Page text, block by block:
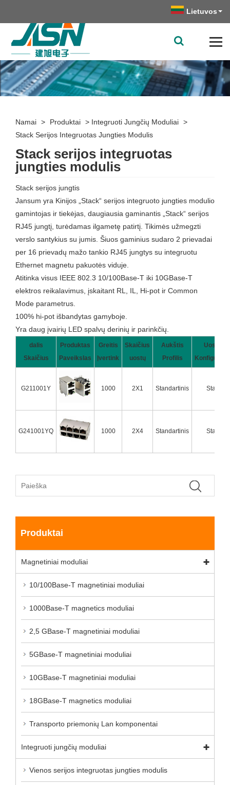
Lietuvos
Namai > Produktai > Integruoti Jungčių Moduliai >
Stack Serijos Integruotas Jungties Modulis
Stack serijos integruotas
jungties modulis
Stack serijos jungtis
Jansum yra Kinijos „Stack“ serijos integruoto jungties modulio
gamintojas ir tiekėjas, daugiausia gaminantis „Stack“ serijos
RJ45 jungtį, turėdamas ilgametę patirtį. Tikimės užmegzti
verslo santykius su jumis. Šiuos gaminius sudaro 2 prievadai
per 16 prievadų mažo tankio RJ45 jungtys su integruotu
Ethernet magnetu pakuotės viduje.
Atitinka visus IEEE 802.3 10/100Base-T iki 10GBase-T
elektros reikalavimus, įskaitant RL, IL, Hi-pot ir Common
Mode parametrus.
100% hi-pot išbandytas gamyboje.
Yra daug įvairių LED spalvų derinių ir parinkčių.
dalis
Skaičius
Produktas
Paveikslas
Greitis
Įvertink
Skaičius
uostų
Aukštis
Profilis
Uostas
G211001Y 1000 2X1 Standartinis Stack
G241001YQ 1000 2X4 Standartinis Stack
Produktai
Magnetiniai moduliai
10/100Base-T magnetiniai moduliai
1000Base-T magnetics moduliai
2,5 GBase-T magnetiniai moduliai
5GBase-T magnetiniai moduliai
10GBase-T magnetiniai moduliai
18GBase-T magnetics moduliai
Transporto priemonių Lan komponentai
Integruoti jungčių moduliai
Vienos serijos integruotas jungties modulis